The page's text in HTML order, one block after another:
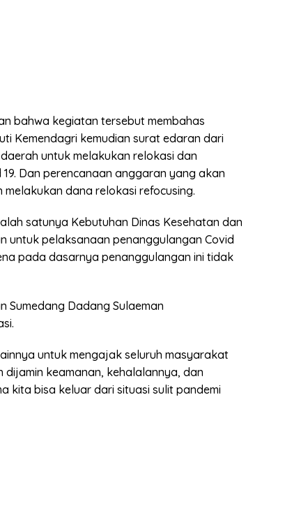
bahwa kegiatan tersebut membahas
Kemendagri kemudian surat edaran dari
untuk melakukan relokasi dan
Dan perencanaan anggaran yang akan
dana relokasi refocusing.
satunya Kebutuhan Dinas Kesehatan dan
untuk pelaksanaan penanggulangan Covid
pada dasarnya penanggulangan ini tidak
Sumedang Dadang Sulaeman
untuk mengajak seluruh masyarakat
dijamin keamanan, kehalalannya, dan
kita bisa keluar dari situasi sulit pandemi